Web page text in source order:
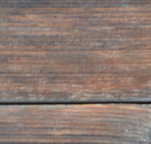
gegenständlichen
mit Sitz in Taisten /
in Person des Herrn Josef
Recht vor, die vorliegende
insbesondere im Falle von
der auf dieser
E-Mail Adressen